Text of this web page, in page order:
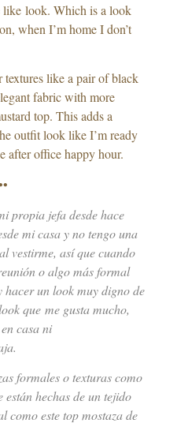
like look. Which is a look
when I’m home I don’t
like a pair of black
fabric with more
top. This adds a
outfit look like I’m ready
after office happy hour.
propia jefa desde hace
mi casa y no tengo una
vestirme, así que cuando
o algo más formal
un look muy digno de
que me gusta mucho,
casa ni
formales o texturas como
hechas de un tejido
como este top mostaza de